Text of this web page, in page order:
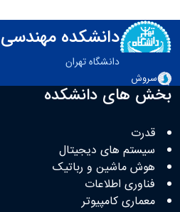
دانشکده مهندسی
دانشگاه تهران
سروش
بخش های دانشکده
قدرت
سیستم های دیجیتال
هوش ماشین و رباتیک
فناوری اطلاعات
معماری کامپیوتر